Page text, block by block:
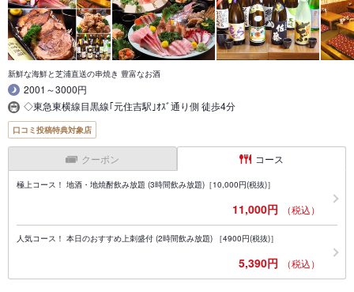
新鮮な海鮮と芝浦直送の串焼き 豊富なお酒
2001～3000円
◇東急東横線目黒線｢元住吉駅｣ｵｽﾞ通り側 徒歩4分
口コミ投稿特典対象店
クーポン コース
極上コース！ 地酒・地焼酎飲み放題 (3時間飲み放題)［10,000円(税抜)］
11,000円 （税込）
人気コース！ 本日のおすすめ上刺盛付 (2時間飲み放題) ［4900円(税抜)］
5,390円 （税込）